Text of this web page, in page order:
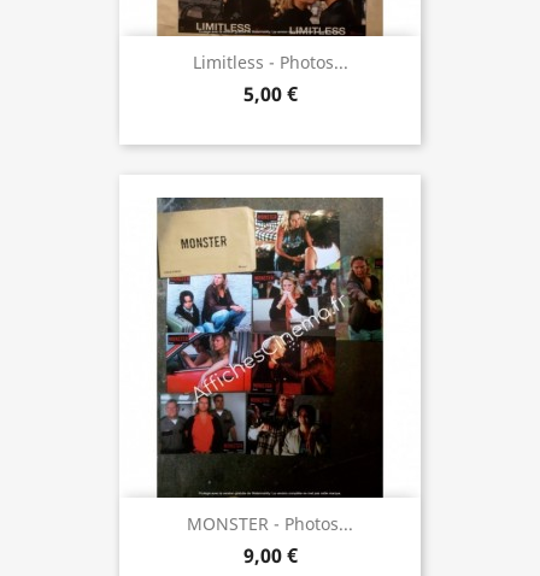
Limitless - Photos...
5,00 €
MONSTER - Photos...
9,00 €